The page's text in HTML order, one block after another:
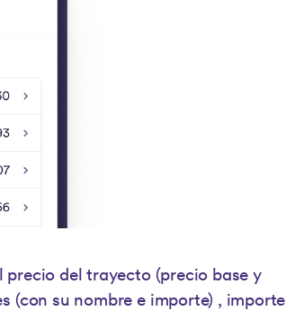
precio del trayecto (precio base y
(con su nombre e importe) , importe